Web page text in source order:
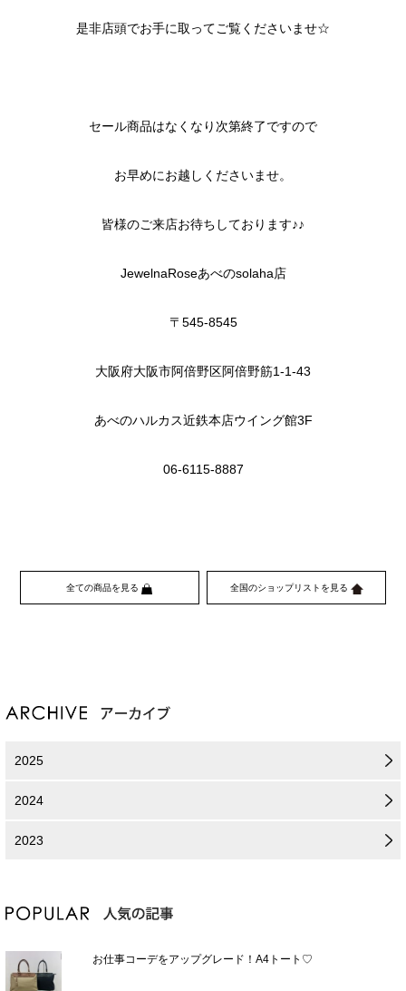
是非店頭でお手に取ってご覧くださいませ☆
セール商品はなくなり次第終了ですので
お早めにお越しくださいませ。
皆様のご来店お待ちしております♪♪
JewelnaRoseあべのsolaha店
〒545-8545
大阪府大阪市阿倍野区阿倍野筋1-1-43
あべのハルカス近鉄本店ウイング館3F
06-6115-8887
全ての商品を見る 全国のショップリストを見る
2025
2024
2023
お仕事コーデをアップグレード！A4トート♡